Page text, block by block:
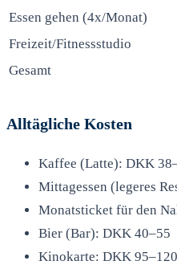
Essen gehen (4x/Monat)
Freizeit/Fitnessstudio
Gesamt
Alltägliche Kosten
Kaffee (Latte): DKK
Mittagessen (legeres
Monatsticket für den
Bier (Bar): DKK 40–55
Kinokarte: DKK 95–120